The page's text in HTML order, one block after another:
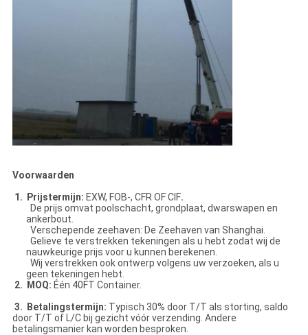
Voorwaarden
1. Prijstermijn: EXW, FOB-, CFR OF CIF.
De prijs omvat poolschacht, grondplaat, dwarswapen en
ankerbout.
Verschepende zeehaven: De Zeehaven van Shanghai.
Gelieve te verstrekken tekeningen als u hebt zodat wij de
nauwkeurige prijs voor u kunnen berekenen.
Wij verstrekken ook ontwerp volgens uw verzoeken, als u
geen tekeningen hebt.
2. MOQ: Één 40FT Container.
3. Betalingstermijn: Typisch 30% door T/T als storting, saldo
door T/T of L/C bij gezicht vóór verzending. Andere
betalingsmanier kan worden besproken.